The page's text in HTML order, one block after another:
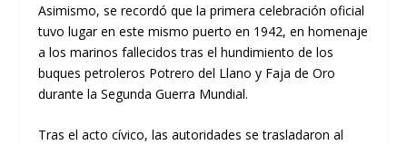
Asimismo, se recordó que la primera celebración oficial
tuvo lugar en este mismo puerto en 1942, en homenaje
a los marinos fallecidos tras el hundimiento de los
buques petroleros Potrero del Llano y Faja de Oro
durante la Segunda Guerra Mundial.
Tras el acto cívico, las autoridades se trasladaron al